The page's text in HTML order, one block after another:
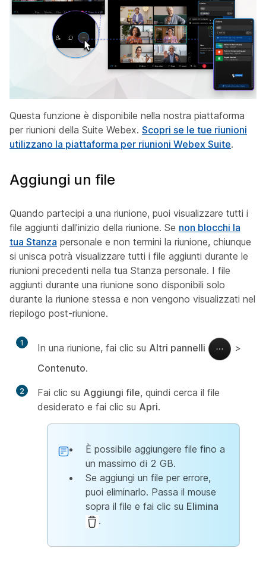
Questa funzione è disponibile nella nostra piattaforma
per riunioni della Suite Webex. Scopri se le tue riunioni
utilizzano la piattaforma per riunioni Webex Suite.
Aggiungi un file
Quando partecipi a una riunione, puoi visualizzare tutti i
file aggiunti dall'inizio della riunione. Se non blocchi la
tua Stanza personale e non termini la riunione, chiunque
si unisca potrà visualizzare tutti i file aggiunti durante le
riunioni precedenti nella tua Stanza personale. I file
aggiunti durante una riunione sono disponibili solo
durante la riunione stessa e non vengono visualizzati nel
riepilogo post-riunione.
1 In una riunione, fai clic su Altri pannelli
>
Contenuto.
2 Fai clic su Aggiungi file, quindi cerca il file
desiderato e fai clic su Apri.
È possibile aggiungere file fino a
un massimo di 2 GB.
Se aggiungi un file per errore,
puoi eliminarlo. Passa il mouse
sopra il file e fai clic su Elimina
.